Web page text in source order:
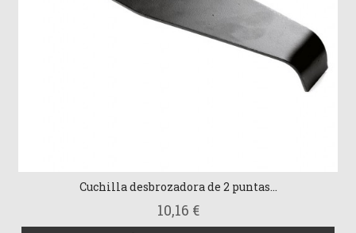
Cuchilla desbrozadora de 2 puntas...
10,16 €